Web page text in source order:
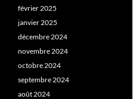
février 2025
janvier 2025
décembre 2024
novembre 2024
octobre 2024
septembre 2024
août 2024